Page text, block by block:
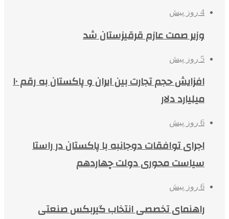
4 روز پیش
وزیر صمت عازم قرقیزستان شد
5 روز پیش
افزایش حجم تجارت بین ایران و پاکستان به رقم ۱۰
میلیارد دلار
6 روز پیش
اجرای توافقات دوجانبه با پاکستان در راستا
سیاست محوری دولت چهاردهم
6 روز پیش
راهنمای تخصصی انتخاب گیربکس صنعتی